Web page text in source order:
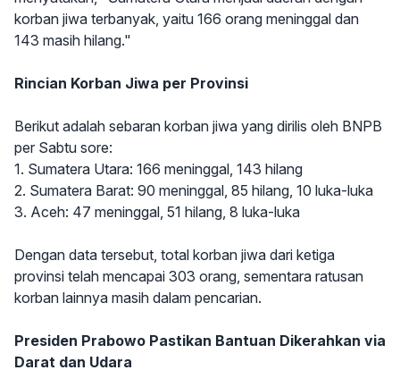
korban jiwa terbanyak, yaitu 166 orang meninggal dan
143 masih hilang."
Rincian Korban Jiwa per Provinsi
Berikut adalah sebaran korban jiwa yang dirilis oleh BNPB
per Sabtu sore:
1. Sumatera Utara: 166 meninggal, 143 hilang
2. Sumatera Barat: 90 meninggal, 85 hilang, 10 luka-luka
3. Aceh: 47 meninggal, 51 hilang, 8 luka-luka
Dengan data tersebut, total korban jiwa dari ketiga
provinsi telah mencapai 303 orang, sementara ratusan
korban lainnya masih dalam pencarian.
Presiden Prabowo Pastikan Bantuan Dikerahkan via
Darat dan Udara